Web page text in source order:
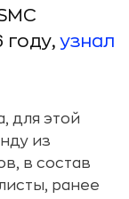
году,узнал
для этой
из
в состав
ранее